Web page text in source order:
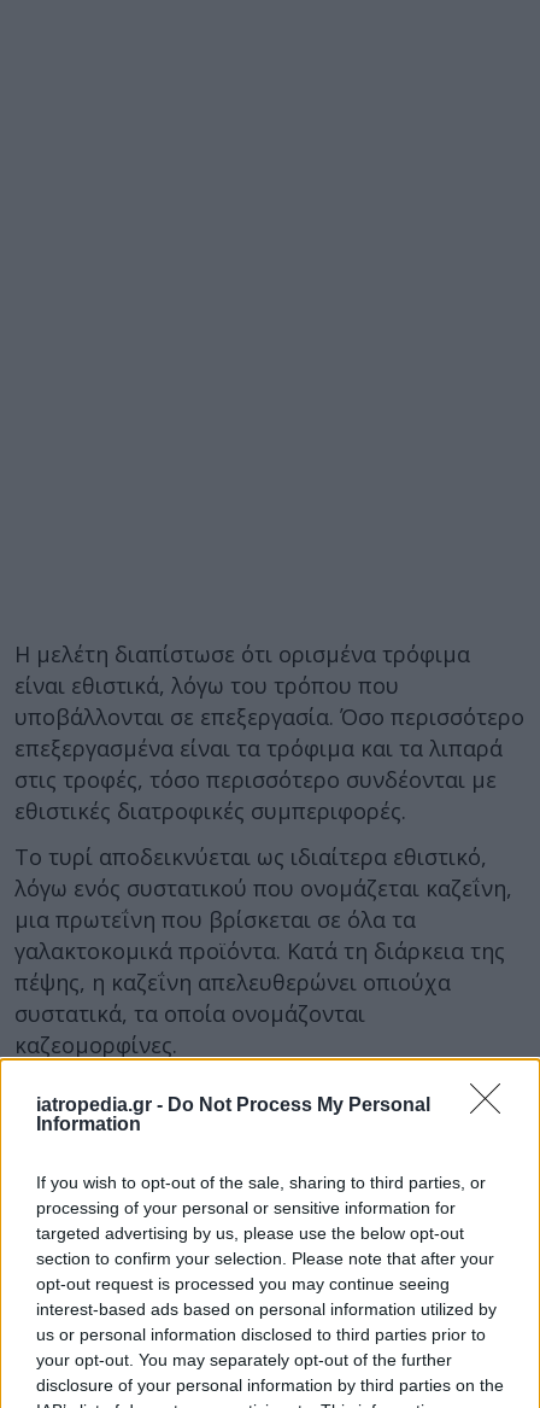
iatropedia.gr - Do Not Process My Personal
Information
If you wish to opt-out of the sale, sharing to third parties, or
processing of your personal or sensitive information for
targeted advertising by us, please use the below opt-out
section to confirm your selection. Please note that after your
opt-out request is processed you may continue seeing
interest-based ads based on personal information utilized by
us or personal information disclosed to third parties prior to
your opt-out. You may separately opt-out of the further
disclosure of your personal information by third parties on the
Η μελέτη διαπίστωσε ότι ορισμένα τρόφιμα
είναι εθιστικά, λόγω του τρόπου που
υποβάλλονται σε επεξεργασία. Όσο περισσότερο
επεξεργασμένα είναι τα τρόφιμα και τα λιπαρά
στις τροφές, τόσο περισσότερο συνδέονται με
εθιστικές διατροφικές συμπεριφορές.
Το τυρί αποδεικνύεται ως ιδιαίτερα εθιστικό,
λόγω ενός συστατικού που ονομάζεται καζεΐνη,
μια πρωτεΐνη που βρίσκεται σε όλα τα
γαλακτοκομικά προϊόντα. Κατά τη διάρκεια της
πέψης, η καζεΐνη απελευθερώνει οπιούχα
συστατικά, τα οποία ονομάζονται
καζεομορφίνες.
Έτσι, οι καζεομορφίνες επηρεάζουν τους
υποδοχείς ντοπαμίνης και προκαλούν αυτή την
οργανισμό.
http://www.latimes.com
ΔΙΑΒΑΣΤΕ ΕΠΙΣΗΣ
Δείτε πόσες θερμίδες έχει ένα κομμάτι από την
αγαπημένη σας πίτσα